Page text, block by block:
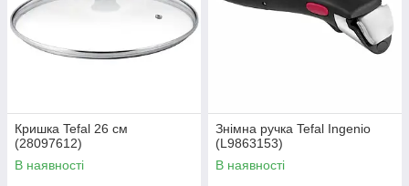
Кришка Tefal 26 см
(28097612)
В наявності
Знімна ручка Tefal Ingenio
(L9863153)
В наявності